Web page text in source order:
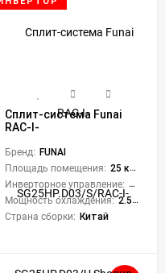
Сплит-система Funai
RAC-I-
SG25HP.D03/U Shogun
Inverter 2024
Бренд: FUNAI
Площадь помещения: 25 кв. м.
Инверторное управление: Да
Мощность охлаждения: 2.55 кВт
Страна сборки: Китай